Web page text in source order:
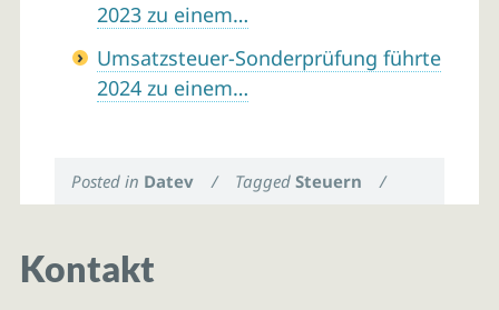
2023 zu einem…
Umsatzsteuer-Sonderprüfung führte
2024 zu einem…
Posted in Datev / TaggedSteuern /
Kontakt